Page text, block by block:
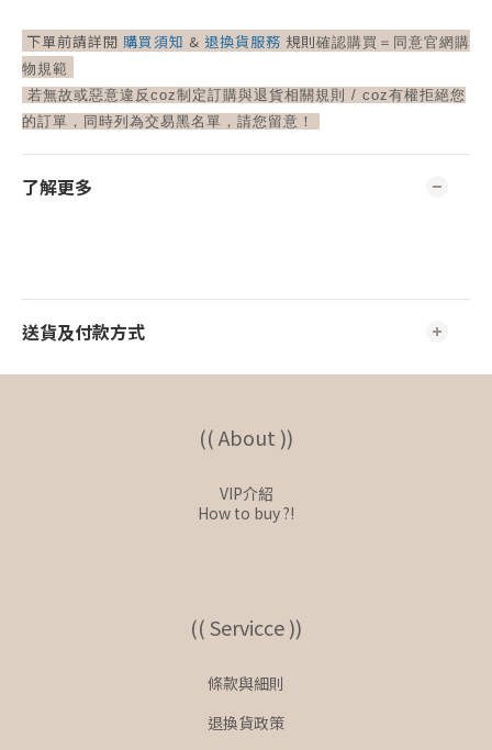
下單前請詳閱 購買須知 & 退換貨服務 規則確認購買＝ 同意官網購
物規範
若無故或惡意違反coz制定訂購與退貨相關規則 / coz有權拒絕您
的訂單，同時列為交易黑名單，請您留意！
了解更多
送貨及付款方式
(( About ))
VIP介紹
How to buy ?!
(( Servicce ))
條款與細則
退換貨政策